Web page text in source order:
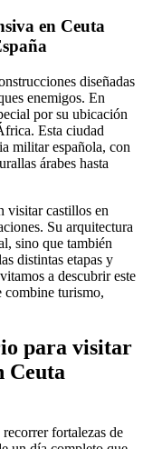
en Ceuta
diseñadas
enemigos. En
por su ubicación
Esta ciudad
militar española, con
árabes hasta
visitar castillos en
Su arquitectura
sino que también
distintas etapas y
a descubrir este
turismo,
para visitar
Ceuta
fortalezas de